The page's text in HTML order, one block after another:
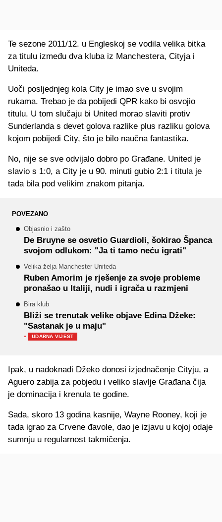
Te sezone 2011/12. u Engleskoj se vodila velika bitka
za titulu između dva kluba iz Manchestera, Cityja i
Uniteda.
Uoči posljednjeg kola City je imao sve u svojim
rukama. Trebao je da pobijedi QPR kako bi osvojio
titulu. U tom slučaju bi United morao slaviti protiv
Sunderlanda s devet golova razlike plus razliku golova
kojom pobijedi City, što je bilo naučna fantastika.
No, nije se sve odvijalo dobro po Građane. United je
slavio s 1:0, a City je u 90. minuti gubio 2:1 i titula je
tada bila pod velikim znakom pitanja.
POVEZANO
Objasnio i zašto
De Bruyne se osvetio Guardioli, šokirao Španca
svojom odlukom: "Ja ti tamo neću igrati"
Velika želja Manchester Uniteda
Ruben Amorim je rješenje za svoje probleme
pronašao u Italiji, nudi i igrača u razmjeni
Bira klub
Bliži se trenutak velike objave Edina Džeke:
"Sastanak je u maju"
· UDARNA VIJEST
Ipak, u nadoknadi Džeko donosi izjednačenje Cityju, a
Aguero zabija za pobjedu i veliko slavlje Građana čija
je dominacija i krenula te godine.
Sada, skoro 13 godina kasnije, Wayne Rooney, koji je
tada igrao za Crvene đavole, dao je izjavu u kojoj odaje
sumnju u regularnost takmičenja.